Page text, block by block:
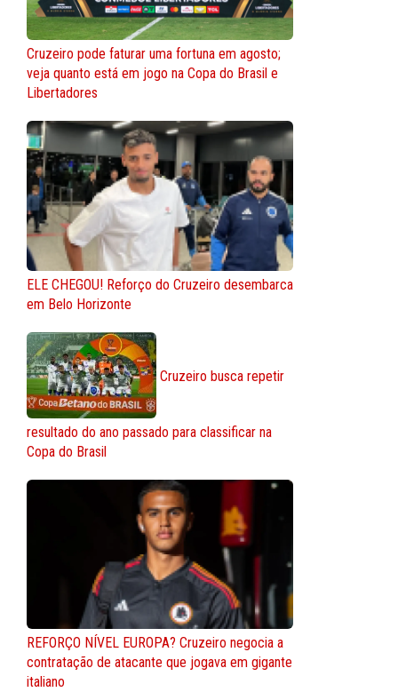
Cruzeiro pode faturar uma fortuna em agosto;
veja quanto está em jogo na Copa do Brasil e
Libertadores
ELE CHEGOU! Reforço do Cruzeiro desembarca
em Belo Horizonte
Cruzeiro busca repetir
resultado do ano passado para classificar na
Copa do Brasil
REFORÇO NÍVEL EUROPA? Cruzeiro negocia a
contratação de atacante que jogava em gigante
italiano